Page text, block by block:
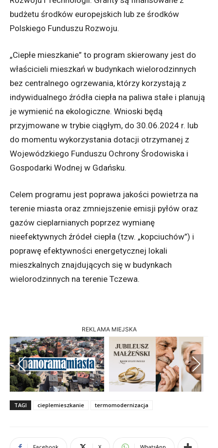
budżetu środków europejskich lub ze środków
Polskiego Funduszu Rozwoju.
„Ciepłe mieszkanie” to program skierowany jest do
właścicieli mieszkań w budynkach wielorodzinnych
bez centralnego ogrzewania, którzy korzystają z
indywidualnego źródła ciepła na paliwa stałe i planują
je wymienić na ekologiczne. Wnioski będą
przyjmowane w trybie ciągłym, do 30.06.2024 r. lub
do momentu wykorzystania dotacji otrzymanej z
Wojewódzkiego Funduszu Ochrony Środowiska i
Gospodarki Wodnej w Gdańsku.
Celem programu jest poprawa jakości powietrza na
terenie miasta oraz zmniejszenie emisji pyłów oraz
gazów cieplarnianych poprzez wymianę
nieefektywnych źródeł ciepła (tzw. „kopciuchów”) i
poprawę efektywności energetycznej lokali
mieszkalnych znajdujących się w budynkach
wielorodzinnych na terenie Tczewa.
REKLAMA MIEJSKA
Previous Next
TAGI cieplemieszkanie termomodernizacja